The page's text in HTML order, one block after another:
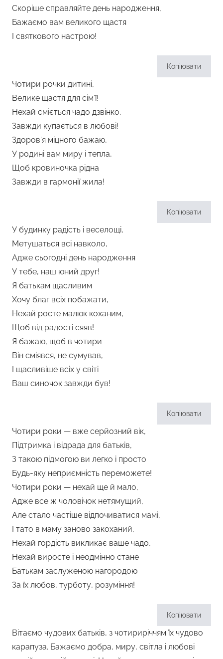
Скоріше справляйте день народження,
Бажаємо вам великого щастя
І святкового настрою!
Копіювати
Чотири рочки дитині,
Велике щастя для сім’ї!
Нехай сміється чадо дзвінко,
Завжди купається в любові!
Здоров’я міцного бажаю,
У родині вам миру і тепла,
Щоб кровиночка рідна
Завжди в гармонії жила!
Копіювати
У будинку радість і веселощі,
Метушаться всі навколо,
Адже сьогодні день народження
У тебе, наш юний друг!
Я батькам щасливим
Хочу благ всіх побажати,
Нехай росте малюк коханим,
Щоб від радості сяяв!
Я бажаю, щоб в чотири
Він сміявся, не сумував,
І щасливіше всіх у світі
Ваш синочок завжди був!
Копіювати
Чотири роки — вже серйозний вік,
Підтримка і відрада для батьків,
З такою підмогою ви легко і просто
Будь-яку неприємність переможете!
Чотири роки — нехай ще й мало,
Адже все ж чоловічок нетямущий,
Але стало частіше відпочиватися мамі,
І тато в маму заново закоханий,
Нехай гордість викликає ваше чадо,
Нехай виросте і неодмінно стане
Батькам заслуженою нагородою
За їх любов, турботу, розуміння!
Копіювати
Вітаємо чудових батьків, з чотириріччям їх чудово
карапуза. Бажаємо добра, миру, світла і любові